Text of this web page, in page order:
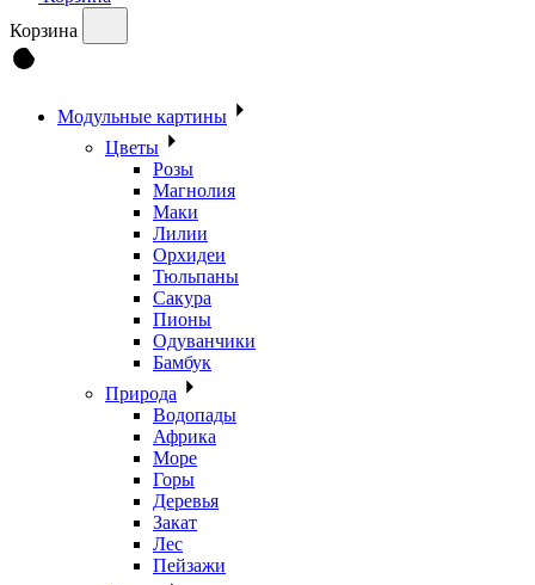
Корзина
Модульные картины
Цветы
Розы
Магнолия
Маки
Лилии
Орхидеи
Тюльпаны
Сакура
Пионы
Одуванчики
Бамбук
Природа
Водопады
Африка
Море
Горы
Деревья
Закат
Лес
Пейзажи